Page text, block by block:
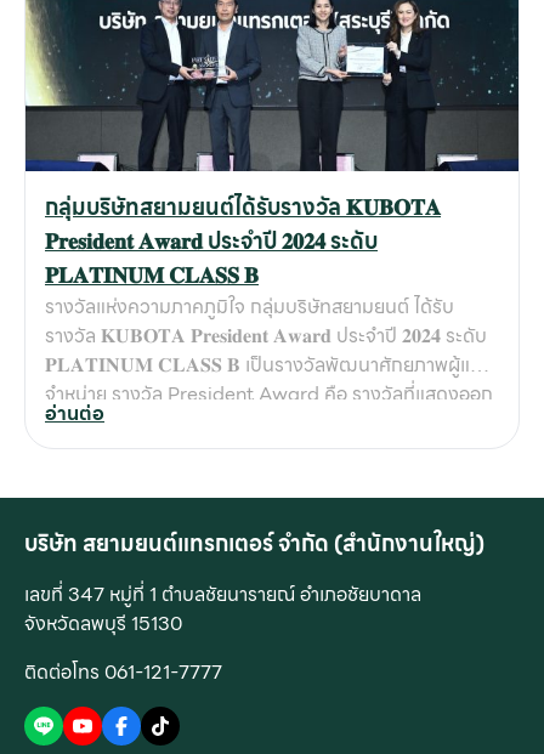
กลุ่มบริษัทสยามยนต์ได้รับรางวัล 𝐊𝐔𝐁𝐎𝐓𝐀
𝐏𝐫𝐞𝐬𝐢𝐝𝐞𝐧𝐭 𝐀𝐰𝐚𝐫𝐝 ประจำปี 𝟐𝟎𝟐𝟒 ระดับ
𝐏𝐋𝐀𝐓𝐈𝐍𝐔𝐌 𝐂𝐋𝐀𝐒𝐒 𝐁
รางวัลแห่งความภาคภูมิใจ กลุ่มบริษัทสยามยนต์ ได้รับ
รางวัล 𝐊𝐔𝐁𝐎𝐓𝐀 𝐏𝐫𝐞𝐬𝐢𝐝𝐞𝐧𝐭 𝐀𝐰𝐚𝐫𝐝 ประจำปี 𝟐𝟎𝟐𝟒 ระดับ
𝐏𝐋𝐀𝐓𝐈𝐍𝐔𝐌 𝐂𝐋𝐀𝐒𝐒 𝐁 เป็นรางวัลพัฒนาศักยภาพผู้แทน
จำหน่าย รางวัล President Award คือ รางวัลที่แสดงออก
ถึงความเป็นเลิศในทุกๆด้าน อันได้แก่ ในโอกาสนี้ กลุ่มบริษัท
สยามยนต์ สระบุรี-ลพบุรี ต้อง #ขอขอบคุณลูกค้าผู้มีอุปการ
ปี เราขอให้คำมั่นสัญญาว่าจะรักษามาตรฐานและมุ่งมั่น
ชุมชน สังคมเกษตรกรรม พันธมิตรและเครือข่าย ให้เติบโต
อย่างยั่งยืนไปด้วยกัน
อ่านต่อ
บริษัท สยามยนต์แทรกเตอร์ จำกัด (สำนักงานใหญ่)
เลขที่ 347 หมู่ที่ 1 ตำบลชัยนารายณ์ อำเภอชัยบาดาล
จังหวัดลพบุรี 15130
ติดต่อโทร 061-121-7777